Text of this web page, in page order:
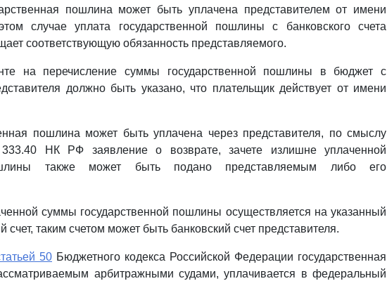
пошлина может быть уплачена представителем от имени
случае уплата государственной пошлины с банковского счета
соответствующую обязанность представляемого.
на перечисление суммы государственной пошлины в бюджет с
должно быть указано, что плательщик действует от имени
пошлина может быть уплачена через представителя, по смыслу
НК РФ заявление о возврате, зачете излишне уплаченной
также может быть подано представляемым либо его
суммы государственной пошлины осуществляется на указанный
счет, таким счетом может быть банковский счет представителя.
50 Бюджетного кодекса Российской Федерации государственная
арбитражными судами, уплачивается в федеральный